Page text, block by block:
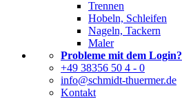
Trennen
Hobeln, Schleifen
Nageln, Tackern
Maler
Probleme mit dem Login?
+49 38356 50 4 - 0
info@schmidt-thuermer.de
Kontakt